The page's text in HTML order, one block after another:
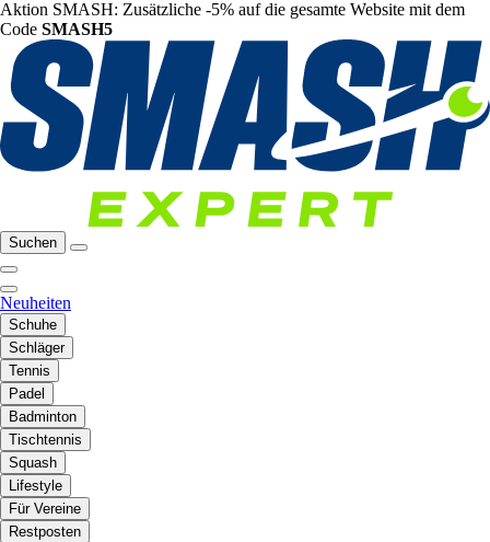
Aktion SMASH: Zusätzliche -5% auf die gesamte Website mit dem
Code SMASH5
Suchen
Neuheiten
Schuhe
Schläger
Tennis
Padel
Badminton
Tischtennis
Squash
Lifestyle
Für Vereine
Restposten